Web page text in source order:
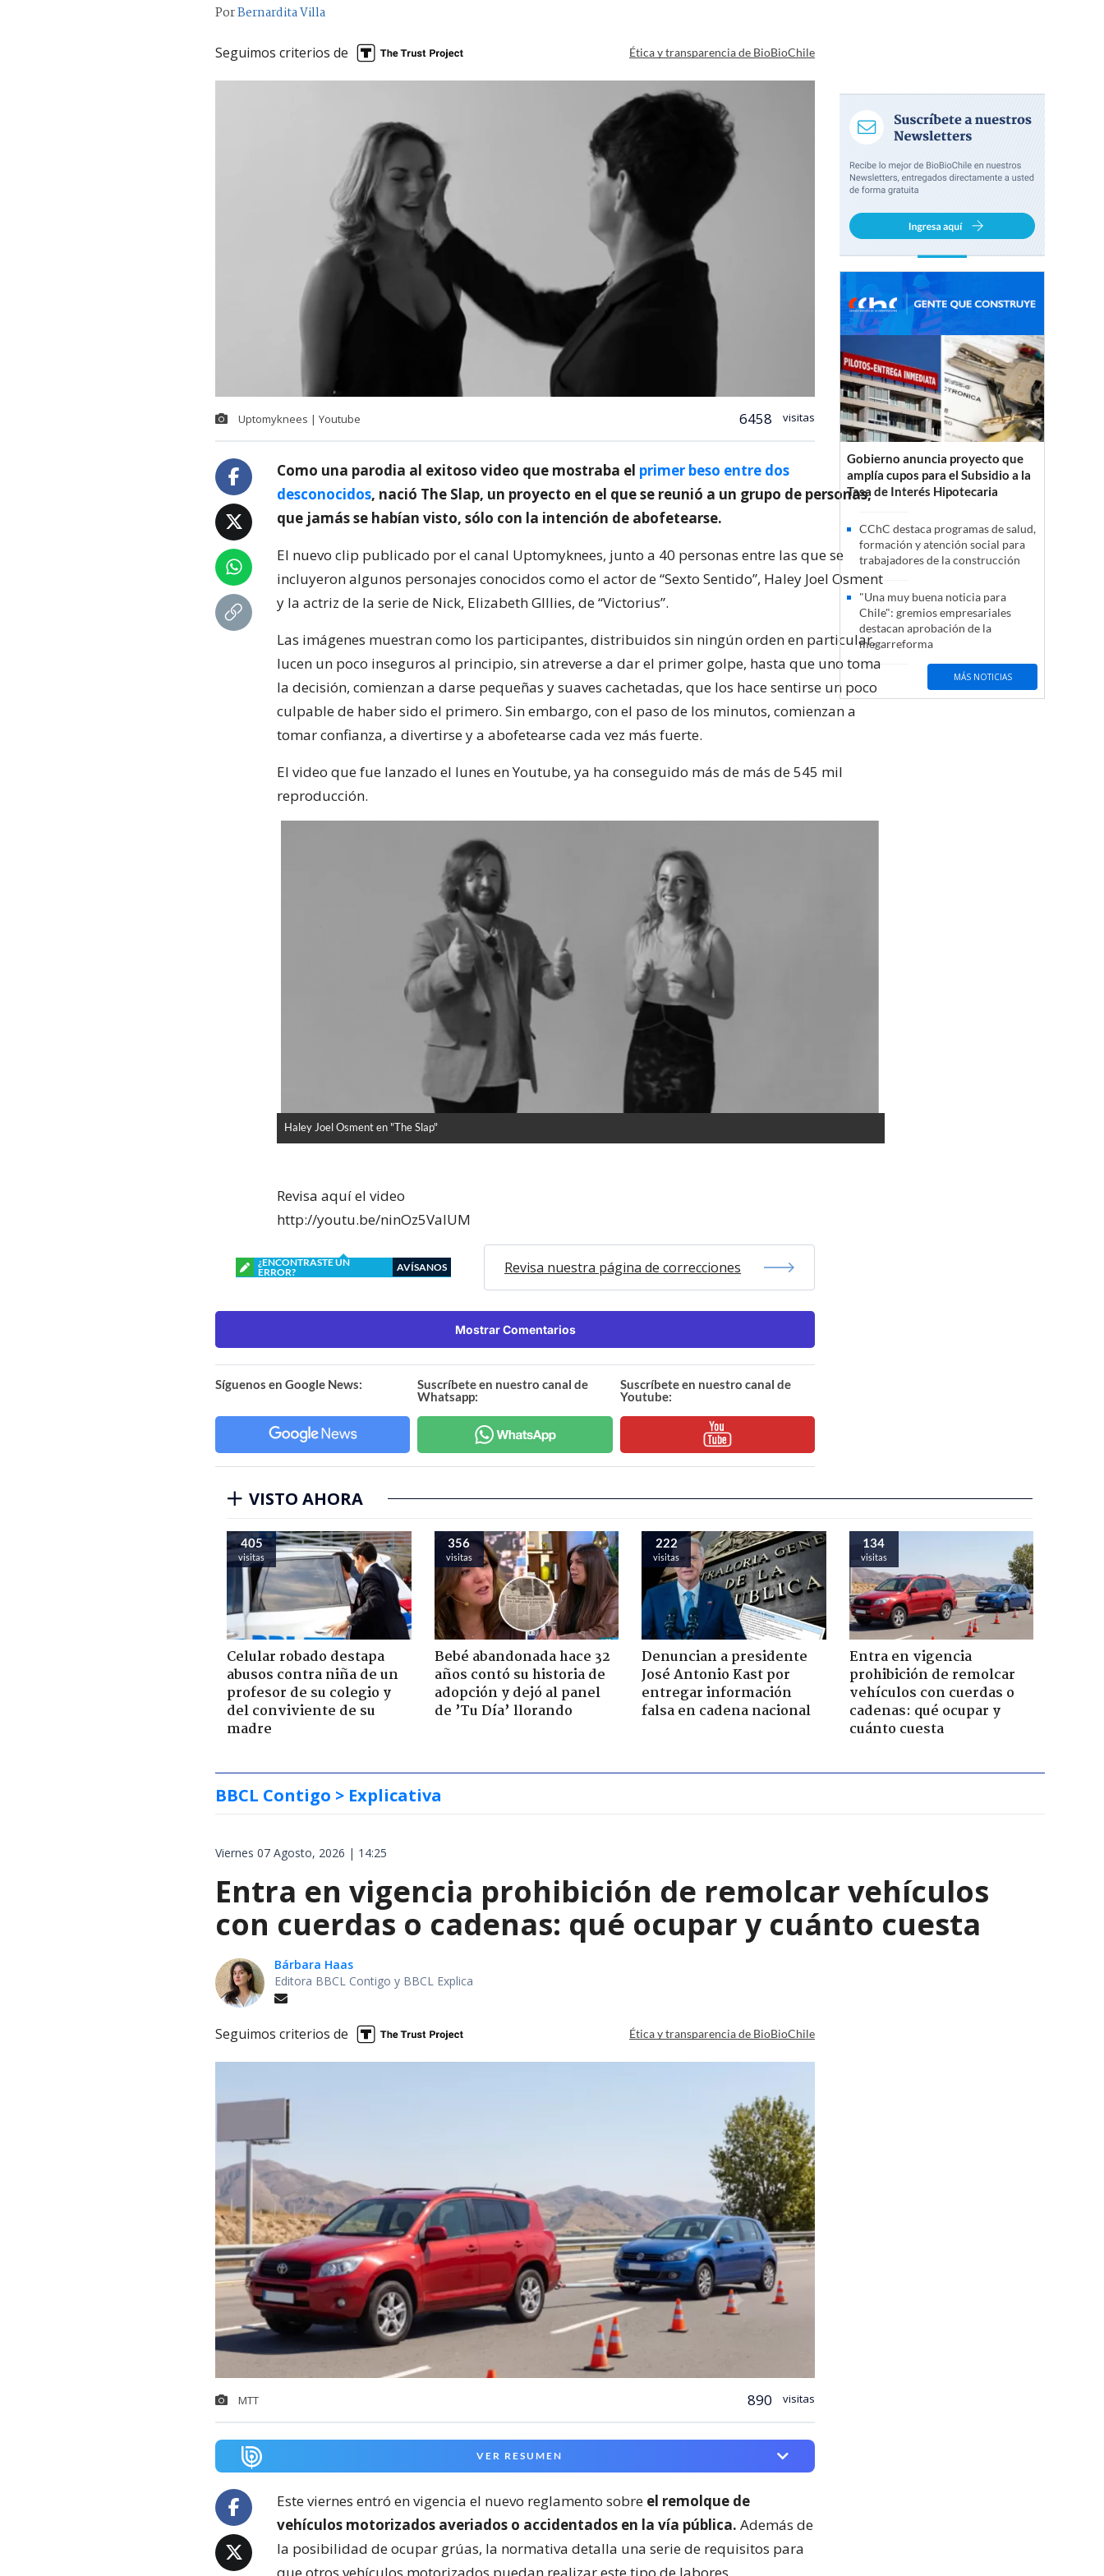
PorBernardita Villa
Seguimos criterios de Ética y transparencia de BioBioChile
Uptomyknees | Youtube 6458 visitas
Como una parodia al exitoso video que mostraba el primer beso entre dos
desconocidos, nació The Slap, un proyecto en el que se reunió a un grupo de personas,
que jamás se habían visto, sólo con la intención de abofetearse.
El nuevo clip publicado por el canal Uptomyknees, junto a 40 personas entre las que se
incluyeron algunos personajes conocidos como el actor de “Sexto Sentido”, Haley Joel Osment
y la actriz de la serie de Nick, Elizabeth GIllies, de “Victorius”.
Las imágenes muestran como los participantes, distribuidos sin ningún orden en particular,
lucen un poco inseguros al principio, sin atreverse a dar el primer golpe, hasta que uno toma
la decisión, comienzan a darse pequeñas y suaves cachetadas, que los hace sentirse un poco
culpable de haber sido el primero. Sin embargo, con el paso de los minutos, comienzan a
tomar confianza, a divertirse y a abofetearse cada vez más fuerte.
El video que fue lanzado el lunes en Youtube, ya ha conseguido más de más de 545 mil
reproducción.
Haley Joel Osment en "The Slap"
Revisa aquí el video
http://youtu.be/ninOz5ValUM
¿ENCONTRASTE UN
ERROR?
AVÍSANOS Revisa nuestra página de correcciones
Mostrar Comentarios
Síguenos en Google News:
Suscríbete en nuestro canal de
Whatsapp:
Suscríbete en nuestro canal de
Youtube:
Gobierno anuncia proyecto que
amplía cupos para el Subsidio a la
Tasa de Interés Hipotecaria
CChC destaca programas de salud,
formación y atención social para
trabajadores de la construcción
"Una muy buena noticia para
Chile": gremios empresariales
destacan aprobación de la
megarreforma
MÁS NOTICIAS
VISTO AHORA
405
visitas
Celular robado destapa
abusos contra niña de un
profesor de su colegio y
del conviviente de su
madre
356
visitas
Bebé abandonada hace 32
años contó su historia de
adopción y dejó al panel
de ’Tu Día’ llorando
222
visitas
Denuncian a presidente
José Antonio Kast por
entregar información
falsa en cadena nacional
134
visitas
Entra en vigencia
prohibición de remolcar
vehículos con cuerdas o
cadenas: qué ocupar y
cuánto cuesta
BBCL Contigo > Explicativa
Viernes 07 Agosto, 2026 | 14:25
Entra en vigencia prohibición de remolcar vehículos
con cuerdas o cadenas: qué ocupar y cuánto cuesta
Bárbara Haas
Editora BBCL Contigo y BBCL Explica
Seguimos criterios de Ética y transparencia de BioBioChile
MTT 890 visitas
VER RESUMEN
Este viernes entró en vigencia el nuevo reglamento sobre el remolque de
vehículos motorizados averiados o accidentados en la vía pública. Además de
la posibilidad de ocupar grúas, la normativa detalla una serie de requisitos para
que otros vehículos motorizados puedan realizar este tipo de labores.